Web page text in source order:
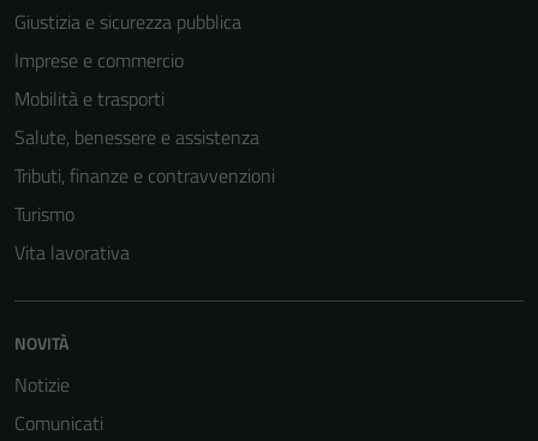
Giustizia e sicurezza pubblica
Imprese e commercio
Mobilità e trasporti
Salute, benessere e assistenza
Tributi, finanze e contravvenzioni
Turismo
Vita lavorativa
NOVITÀ
Notizie
Comunicati